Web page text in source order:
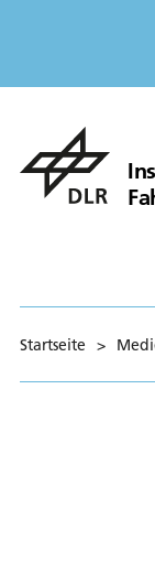
Startseite >